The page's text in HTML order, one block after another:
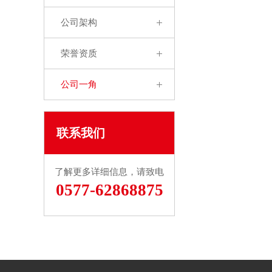
公司架构
荣誉资质
公司一角
联系我们
了解更多详细信息，请致电
0577-62868875